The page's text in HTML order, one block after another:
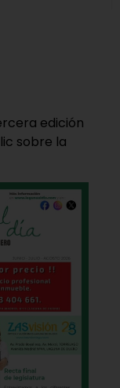
edición
sobre la